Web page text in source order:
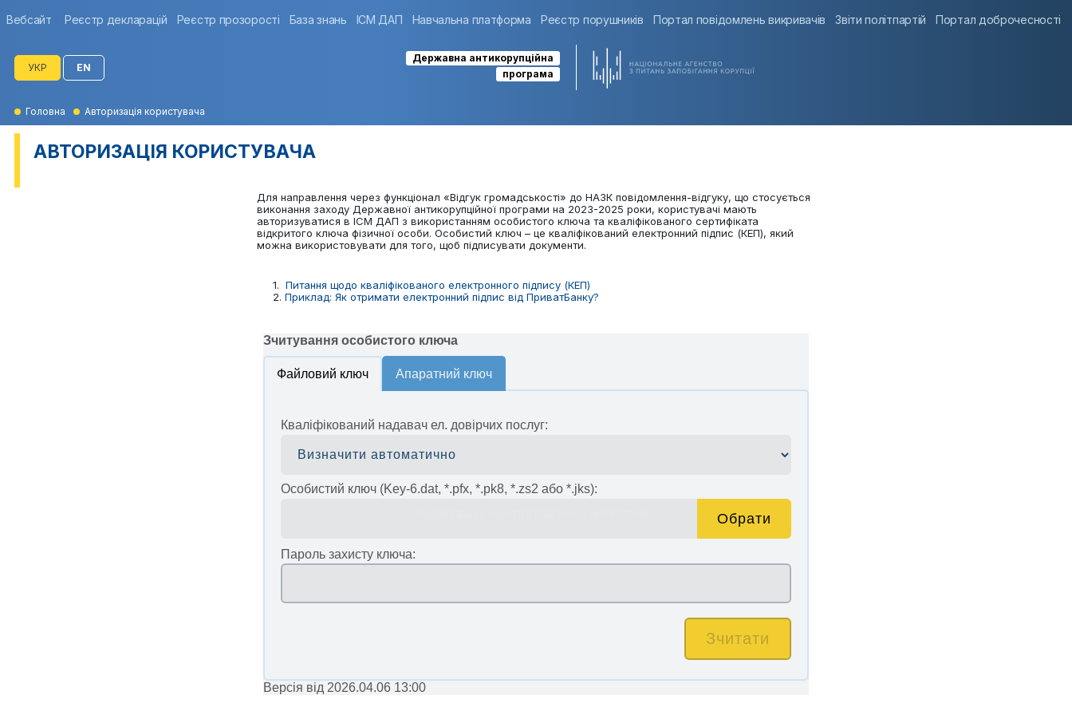
Вебсайт Реєстр декларацій Реєстр прозорості База знань ІСМ ДАП Навчальна платформа Реєстр порушників Портал повідомлень викривачів Звіти політпартій Портал доброчесності
УКР EN
Державна антикорупційна
програма
Головна Авторизація користувача
АВТОРИЗАЦІЯ КОРИСТУВАЧА
Для направлення через функціонал «Відгук громадськості» до НАЗК повідомлення-відгуку, що стосується
виконання заходу Державної антикорупційної програми на 2023-2025 роки, користувачі мають
авторизуватися в ІСМ ДАП з використанням особистого ключа та кваліфікованого сертифіката
відкритого ключа фізичної особи. Особистий ключ – це кваліфікований електронний підпис (КЕП), який
можна використовувати для того, щоб підписувати документи.
1. Питання щодо кваліфікованого електронного підпису (КЕП)
2. Приклад: Як отримати електронний підпис від ПриватБанку?